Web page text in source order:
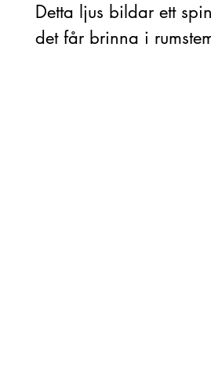
Detta ljus bildar ett
det får brinna i